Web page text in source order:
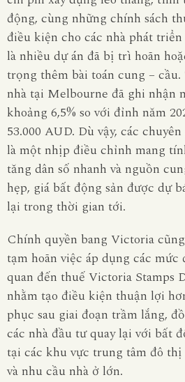
động, cùng những chính sách
điều kiện cho các nhà phát
là nhiều dự án đã bị trì hoãn
trọng thêm bài toán cung –
nhà tại Melbourne đã ghi nhận
khoảng 6,5% so với đỉnh năm
53.000 AUD. Dù vậy, các
là một nhịp điều chỉnh mang
tăng dân số nhanh và nguồn
hẹp, giá bất động sản được dự
lại trong thời gian tới.
Chính quyền bang Victoria
tạm hoãn việc áp dụng các
quan đến thuế Victoria Stamps
nhằm tạo điều kiện thuận lợi
phục sau giai đoạn trầm lắng,
các nhà đầu tư quay lại với bất
tại các khu vực trung tâm đô thị
và nhu cầu nhà ở lớn.